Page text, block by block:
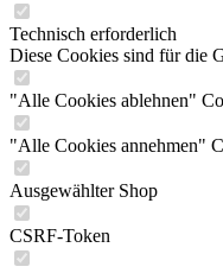
Technisch erforderlich
Diese Cookies sind für die
"Alle Cookies ablehnen"
"Alle Cookies annehmen"
Ausgewählter Shop
CSRF-Token